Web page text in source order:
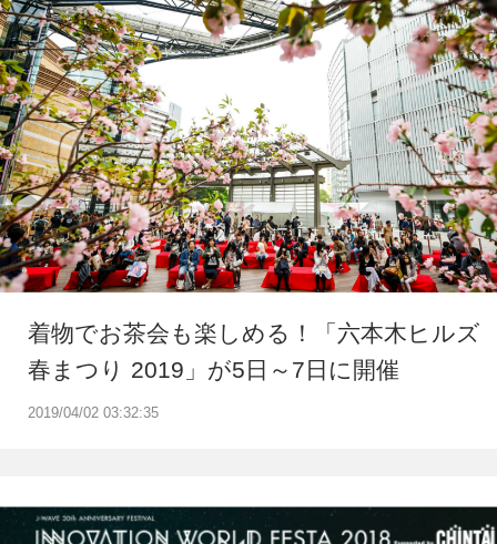
2019/04/02 03:32:35
着物でお茶会も楽しめる！「六本木ヒルズ
春まつり 2019」が5日～7日に開催